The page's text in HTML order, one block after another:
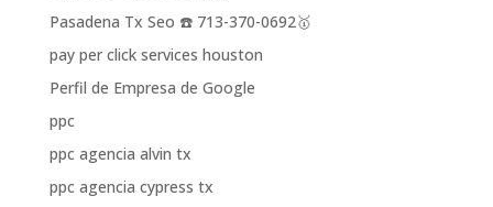
Pasadena Tx Seo ☎️ 713-370-0692🥇
pay per click services houston
Perfil de Empresa de Google
ppc
ppc agencia alvin tx
ppc agencia cypress tx